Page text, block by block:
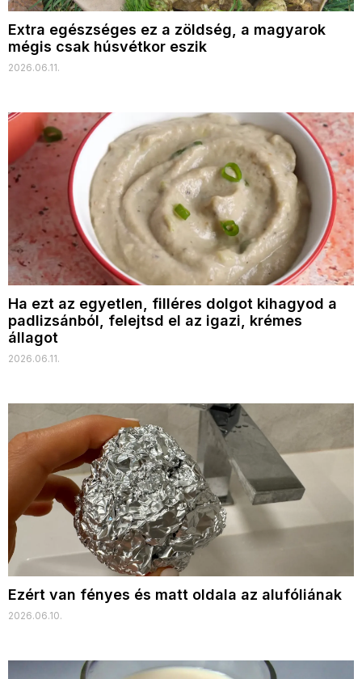
Extra egészséges ez a zöldség, a magyarok
mégis csak húsvétkor eszik
2026.06.11.
Ha ezt az egyetlen, filléres dolgot kihagyod a
padlizsánból, felejtsd el az igazi, krémes
állagot
2026.06.11.
Ezért van fényes és matt oldala az alufóliának
2026.06.10.